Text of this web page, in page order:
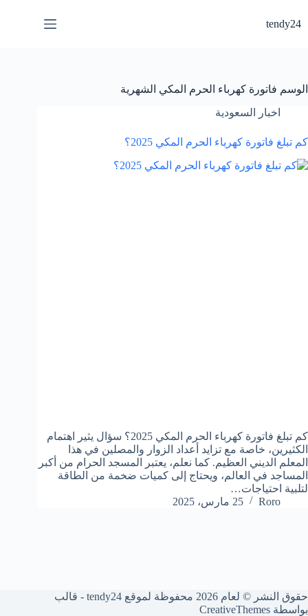
إلى
المحتوى
tendy24
الوسم فاتورة كهرباء الحرم المكي الشهرية
اخبار السعودية
كم تبلغ فاتورة كهرباء الحرم المكي 2025؟
كم تبلغ فاتورة كهرباء الحرم المكي 2025؟ سؤال يثير اهتمام
الكثيرين، خاصة مع تزايد أعداد الزوار والمصلين في هذا
المعلم الديني العظيم. كما نعلم، يعتبر المسجد الحرام من أكبر
المساجد في العالم، ويحتاج إلى كميات ضخمة من الطاقة
لتلبية احتياجات…
Roro
25 مارس، 2025
حقوق النشر © لعام 2026 محفوظة لموقع tendy24 - قالب
بواسطة CreativeThemes